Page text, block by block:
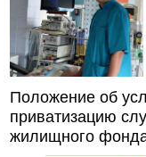
Положение об
приватизацию
жилищного фонда